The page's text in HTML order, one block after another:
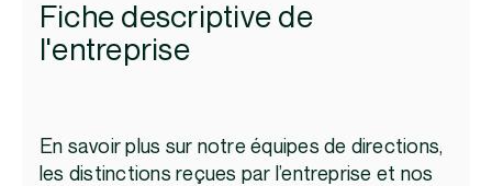
Fiche descriptive de
l'entreprise
En savoir plus sur notre équipes de directions,
les distinctions reçues par l’entreprise et nos